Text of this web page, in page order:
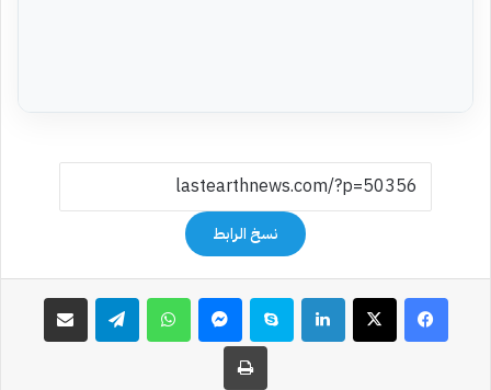
نسخ الرابط
فيسبوك‫X لينكدإن سكايب ماسنجر واتساب تيلقرام مشاركة عبر البريد
طباعة